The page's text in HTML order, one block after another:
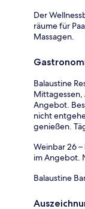
Der
räume für
Massagen.
Balaustine
Mittagessen,
Angebot.
nicht
genießen.
Weinbar 26
im Angebot.
Balaustine